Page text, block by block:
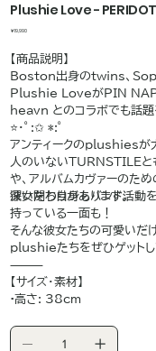
Plushie Love -
価
￥19,990
【商品説明】
Boston出身のtwins、
Plushie LoveがPIN NAP
heavn とのコラボでも話題
⭐️･ﾟ:✩ *:ﾟ
アンティークのplushies
人のいないTURNSTILEと
や、アルバムカヴァーのた
深い関わりがあります。
彼女たち自身もバンド活動
持っている一面も！
そんな彼女たちの可愛いだ
plushieたちをぜひゲット
⸻
【サイズ・素材】
•高さ: 38cm